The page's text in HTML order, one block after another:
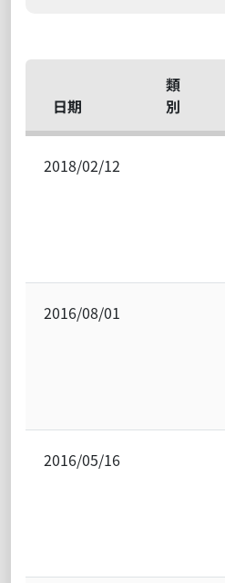
日期
類
別
2018/02/12
2016/08/01
2016/05/16